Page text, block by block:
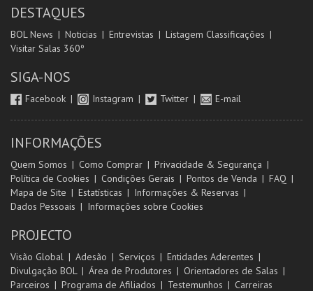
DESTAQUES
BOL News Noticias Entrevistas
Listagem Classificações
Visitar Salas 360º
SIGA-NOS
Facebook Instagram Twitter E-mail
INFORMAÇÕES
Quem Somos Como Comprar
Privacidade & Segurança
Política de Cookies
Condições Gerais Pontos de Venda
FAQ
Mapa de Site
Estatísticas
Informações & Reservas
Dados Pessoais
Informações sobre Cookies
PROJECTO
Visão Global Adesão Serviços
Entidades Aderentes
Divulgação BOL
Área de Produtores
Orientadores de Salas
Parceiros
Programa de Afiliados Testemunhos Carreiras